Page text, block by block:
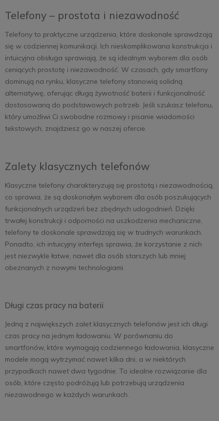
Telefony – prostota i niezawodność
Telefony to praktyczne urządzenia, które doskonale sprawdzają
się w codziennej komunikacji. Ich nieskomplikowana konstrukcja i
intuicyjna obsługa sprawiają, że są idealnym wyborem dla osób
ceniących prostotę i niezawodność. W czasach, gdy smartfony
dominują na rynku, klasyczne telefony stanowią solidną
alternatywę, oferując długą żywotność baterii i funkcjonalność
dostosowaną do podstawowych potrzeb. Jeśli szukasz telefonu,
który umożliwi Ci swobodne rozmowy i pisanie wiadomości
tekstowych, znajdziesz go w naszej ofercie.
Zalety klasycznych telefonów
Klasyczne telefony charakteryzują się prostotą i niezawodnością,
co sprawia, że są doskonałym wyborem dla osób poszukujących
funkcjonalnych urządzeń bez zbędnych udogodnień. Dzięki
trwałej konstrukcji i odporności na uszkodzenia mechaniczne,
telefony te doskonale sprawdzają się w trudnych warunkach.
Ponadto, ich intuicyjny interfejs sprawia, że korzystanie z nich
jest niezwykle łatwe, nawet dla osób starszych lub mniej
obeznanych z nowymi technologiami.
Długi czas pracy na baterii
Jedną z największych zalet klasycznych telefonów jest ich długi
czas pracy na jednym ładowaniu. W porównaniu do
smartfonów, które wymagają codziennego ładowania, klasyczne
modele mogą wytrzymać nawet kilka dni, a w niektórych
przypadkach nawet dwa tygodnie. To idealne rozwiązanie dla
osób, które często podróżują lub potrzebują urządzenia
niezawodnego w każdych warunkach.